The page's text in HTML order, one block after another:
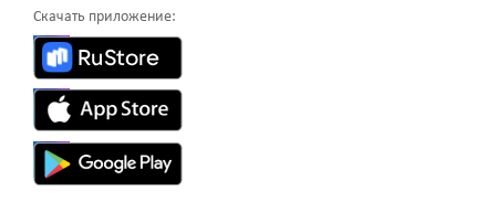
Скачать приложение: